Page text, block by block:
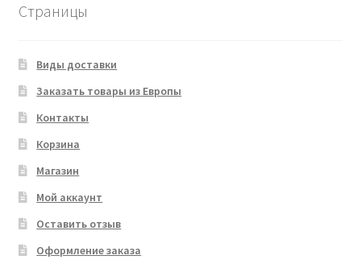
Страницы
Виды доставки
Заказать товары из Европы
Контакты
Корзина
Магазин
Мой аккаунт
Оставить отзыв
Оформление заказа